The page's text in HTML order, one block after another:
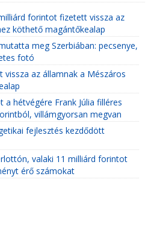
forintot fizetett vissza az
köthető magántőkealap
meg Szerbiában: pecsenye,
fotó
az államnak a Mészáros
hétvégére Frank Júlia filléres
villámgyorsan megvan
fejlesztés kezdődött
valaki 11 milliárd forintot
érő számokat